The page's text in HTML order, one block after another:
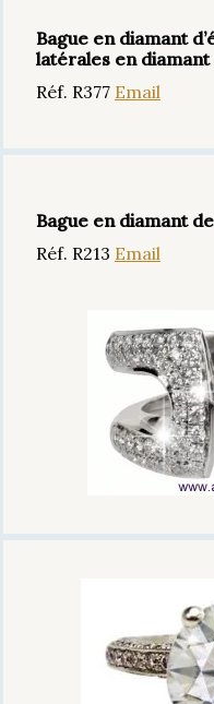
Bague en diamant
latérales en
Réf. R377 Email
Bague en diamant
Réf. R213 Email